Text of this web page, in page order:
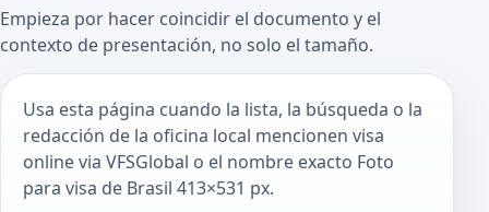
Empieza por hacer coincidir el documento y el
contexto de presentación, no solo el tamaño.
Usa esta página cuando la lista, la búsqueda o la
redacción de la oficina local mencionen visa
online via VFSGlobal o el nombre exacto Foto
para visa de Brasil 413×531 px.